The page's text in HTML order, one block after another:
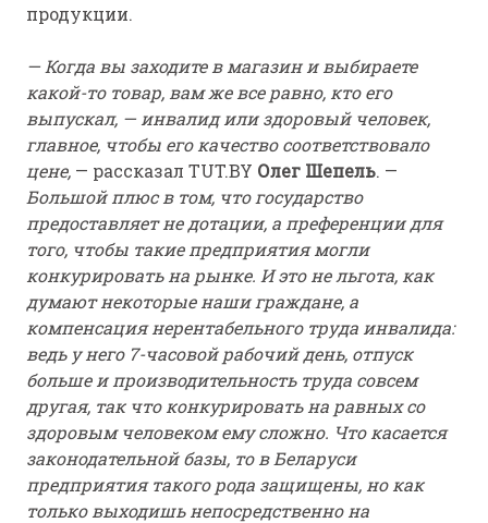
продукции.
— Когда вы заходите в магазин и выбираете
какой-то товар, вам же все равно, кто его
выпускал, — инвалид или здоровый человек,
главное, чтобы его качество соответствовало
цене, — рассказал TUT.BY Олег Шепель. —
Большой плюс в том, что государство
предоставляет не дотации, а преференции для
того, чтобы такие предприятия могли
конкурировать на рынке. И это не льгота, как
думают некоторые наши граждане, а
компенсация нерентабельного труда инвалида:
ведь у него 7-часовой рабочий день, отпуск
больше и производительность труда совсем
другая, так что конкурировать на равных со
здоровым человеком ему сложно. Что касается
законодательной базы, то в Беларуси
предприятия такого рода защищены, но как
только выходишь непосредственно на